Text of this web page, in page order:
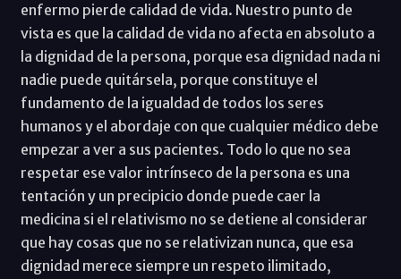
enfermo pierde calidad de vida. Nuestro punto de
vista es que la calidad de vida no afecta en absoluto a
la dignidad de la persona, porque esa dignidad nada ni
nadie puede quitársela, porque constituye el
fundamento de la igualdad de todos los seres
humanos y el abordaje con que cualquier médico debe
empezar a ver a sus pacientes. Todo lo que no sea
respetar ese valor intrínseco de la persona es una
tentación y un precipicio donde puede caer la
medicina si el relativismo no se detiene al considerar
que hay cosas que no se relativizan nunca, que esa
dignidad merece siempre un respeto ilimitado,